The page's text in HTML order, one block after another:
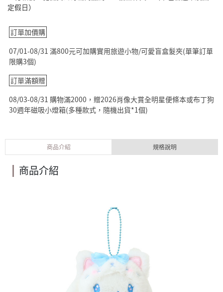
定假日）
訂單加價購
07/01-08/31 滿800元可加購實用旅遊小物/可愛盲盒髮夾(單筆訂單
限購3個)
訂單滿額贈
08/03-08/31 購物滿2000，贈2026肖像大賞全明星便條本或布丁狗
30週年磁吸小燈箱(多種款式，隨機出貨*1個)
商品介紹 規格說明
商品介紹